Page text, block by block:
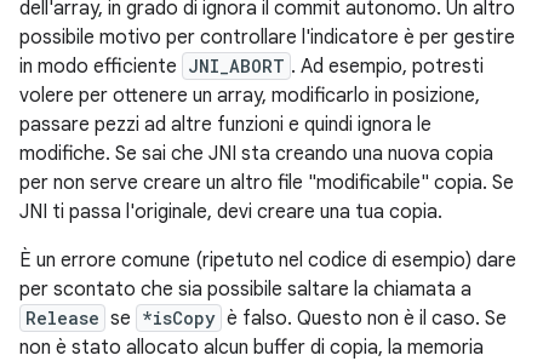
dell'array, in grado di ignora il commit autonomo. Un altro
possibile motivo per controllare l'indicatore è per gestire
in modo efficiente JNI_ABORT . Ad esempio, potresti
volere per ottenere un array, modificarlo in posizione,
passare pezzi ad altre funzioni e quindi ignora le
modifiche. Se sai che JNI sta creando una nuova copia
per non serve creare un altro file "modificabile" copia. Se
JNI ti passa l'originale, devi creare una tua copia.
È un errore comune (ripetuto nel codice di esempio) dare
per scontato che sia possibile saltare la chiamata a
Release se *isCopy è falso. Questo non è il caso. Se
non è stato allocato alcun buffer di copia, la memoria